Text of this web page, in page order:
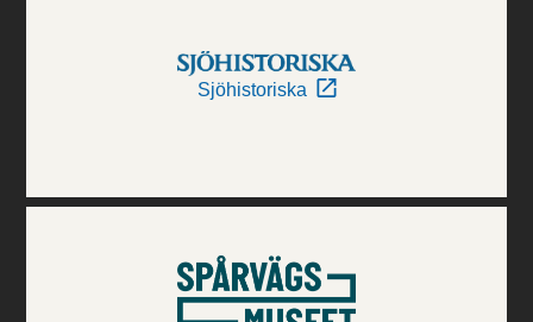
Sjöhistoriska